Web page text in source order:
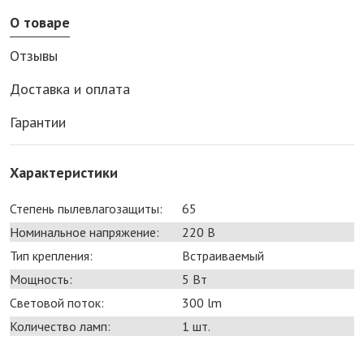
О товаре
Отзывы
Доставка и оплата
Гарантии
Характеристики
Степень пылевлагозащиты:
65
Номинальное напряжение:
220 В
Тип крепления:
Встраиваемый
Мощность:
5 Bт
Световой поток:
300 lm
Количество ламп:
1 шт.